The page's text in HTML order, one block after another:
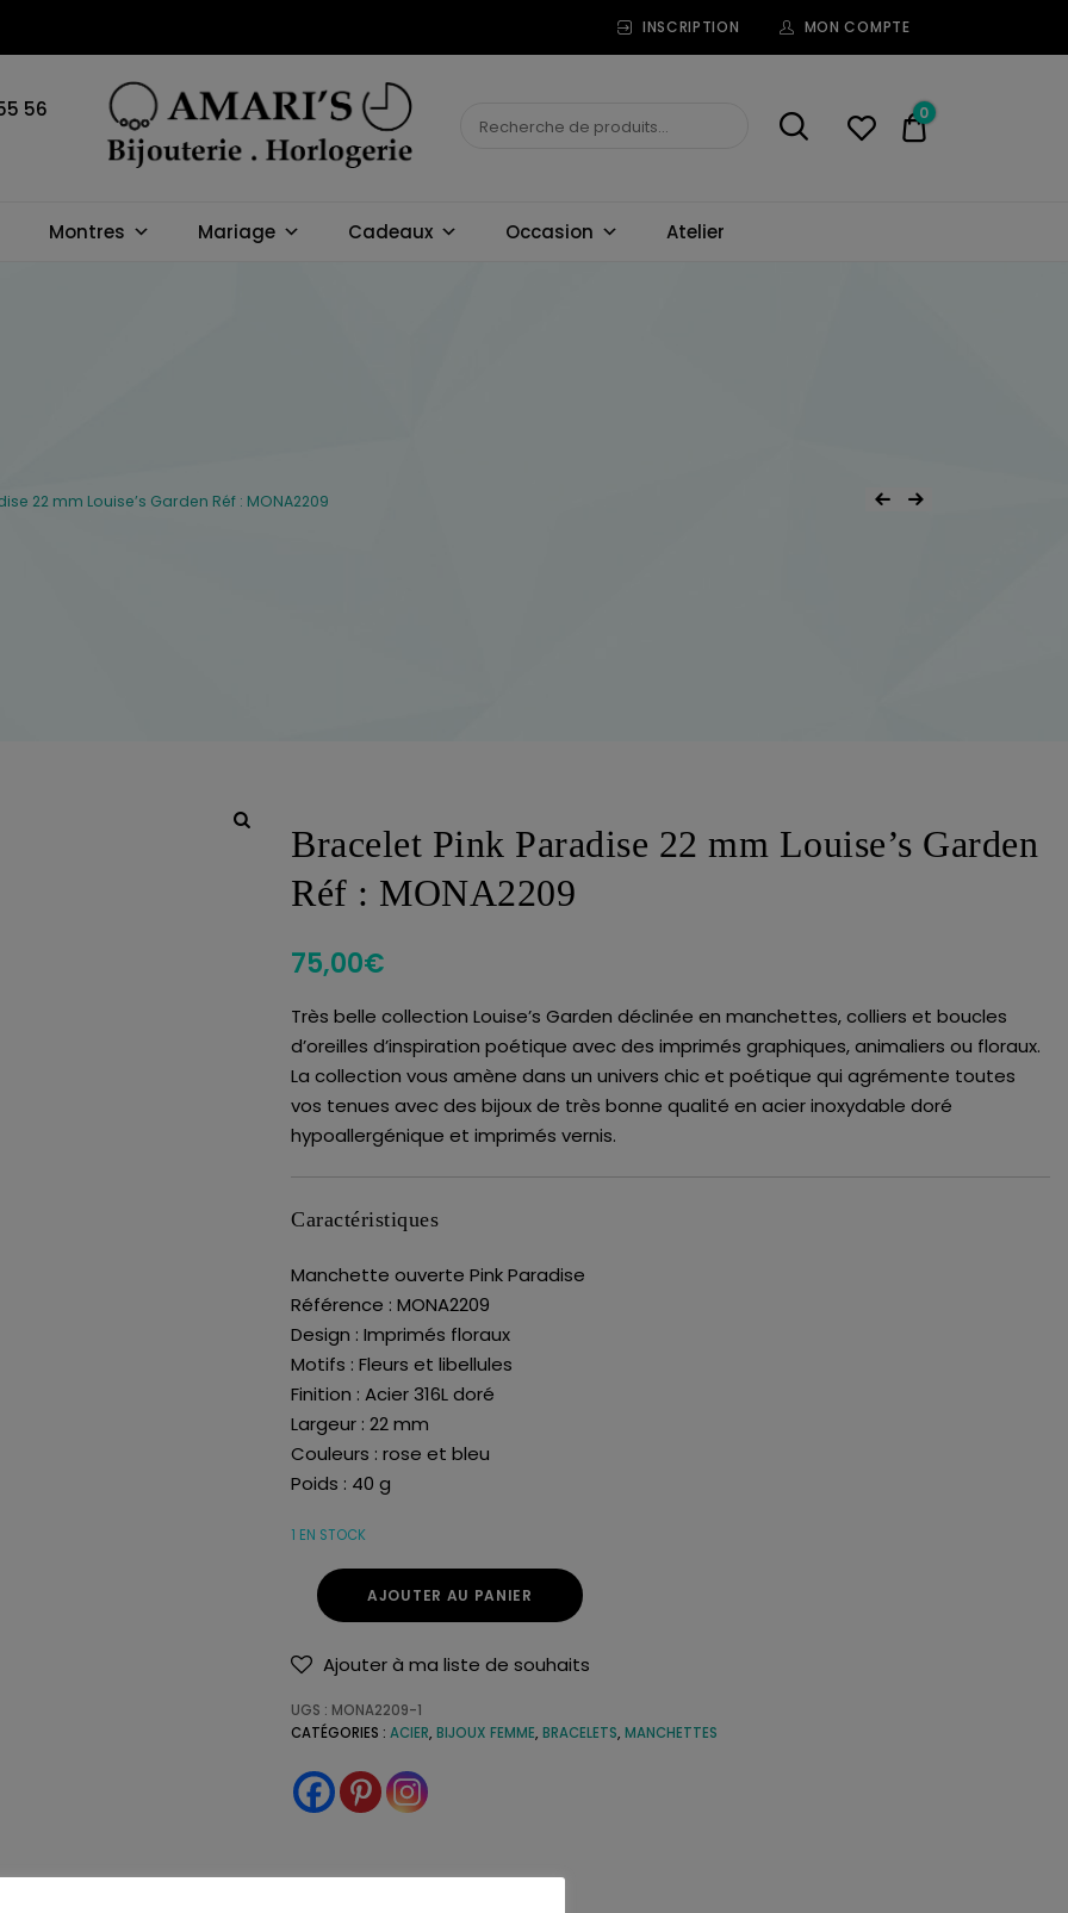
INSCRIPTION MON COMPTE
56
BIJOUTERIE
0,00€
0
Montres Mariage Cadeaux Occasion Atelier
22 mm Louise’s Garden Réf : MONA2209
Bracelet Pink Paradise 22 mm Louise’s Garden
Réf : MONA2209
75,00€
Très belle collection Louise’s Garden déclinée en manchettes, colliers et boucles
d’oreilles d’inspiration poétique avec des imprimés graphiques, animaliers ou floraux.
La collection vous amène dans un univers chic et poétique qui agrémente toutes
vos tenues avec des bijoux de très bonne qualité en acier inoxydable doré
hypoallergénique et imprimés vernis.
Caractéristiques
Manchette ouverte Pink Paradise
Référence : MONA2209
Design : Imprimés floraux
Motifs : Fleurs et libellules
Finition : Acier 316L doré
Largeur : 22 mm
Couleurs : rose et bleu
Poids : 40 g
1 EN STOCK
AJOUTER AU PANIER
Ajouter à ma liste de souhaits
UGS : MONA2209-1
CATÉGORIES : ACIER, BIJOUX FEMME, BRACELETS, MANCHETTES